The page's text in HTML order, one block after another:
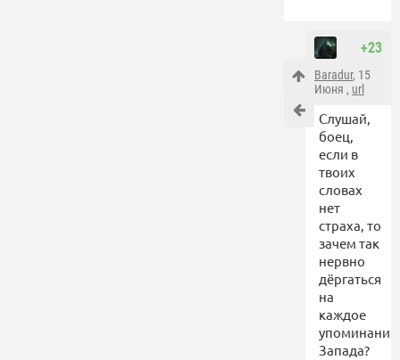
+23
Baradur, 15
Июня , url
Слушай,
боец,
если в
твоих
словах
нет
страха, то
зачем так
нервно
дёргаться
на
каждое
упоминание
Запада?